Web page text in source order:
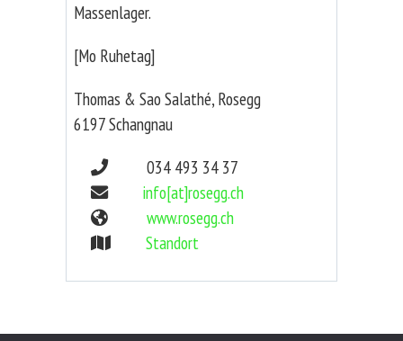
Massenlager.
[Mo Ruhetag]
Thomas & Sao Salathé, Rosegg
6197 Schangnau
034 493 34 37
info[at]rosegg.ch
www.rosegg.ch
Standort